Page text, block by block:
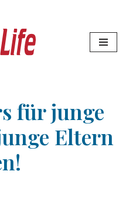
für junge
Eltern